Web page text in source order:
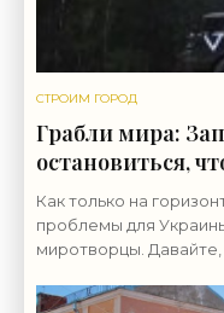
СТРОИМ ГОРОД
Грабли мира:
остановиться,
«убивать больше
Как только на
проблемы для
миротворцы.